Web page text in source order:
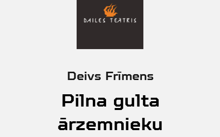
Deivs Frīmens
Pilna gulta
ārzemnieku